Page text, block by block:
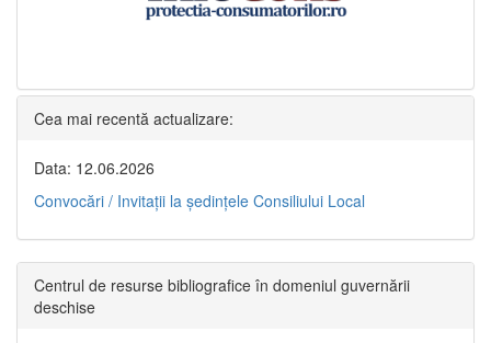
Cea mai recentă actualizare:
Data: 12.06.2026
Convocări / Invitaţii la şedinţele Consiliului Local
Centrul de resurse bibliografice în domeniul guvernării
deschise